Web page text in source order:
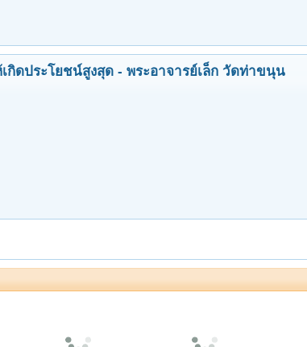
กิดประโยชน์สูงสุด - พระอาจารย์เล็ก วัดท่าขนุน